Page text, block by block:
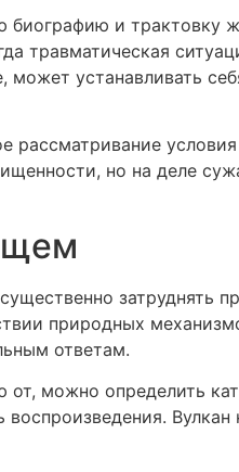
биографию и трактовку
травматическая
устанавливать
условия
но на деле
затруднять
природных
ответам.
можно определить
Вулкан